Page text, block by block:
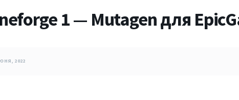
1 — Mutagen для
2022